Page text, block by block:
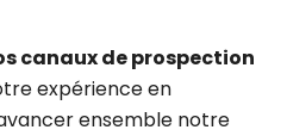
canaux de prospection
expérience en
ensemble notre